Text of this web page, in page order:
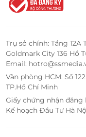
Hueritage là sự kết
thuật và cảnh sắc
tưởng dành cho
muốn khám phá
lắng và đầy chất thơ.
Đặt voucher ngay
Trụ sở chính: Tầng 12A
Goldmark City 136 Hồ
Email:
Văn phòng HCM: Số
TP.Hồ Chí Minh
Giấy chứng nhận đăng
Kế hoạch Đầu Tư Hà